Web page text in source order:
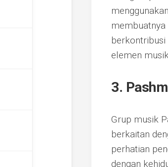
membuatnya
berkontribusi
elemen
3.
Grup musik
berkaitan
perhatian
dengan